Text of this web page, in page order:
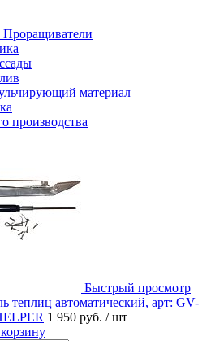
Проращиватели
материал
производства
Быстрый просмотр
теплиц автоматический, арт: GV-
1 950 руб. / шт